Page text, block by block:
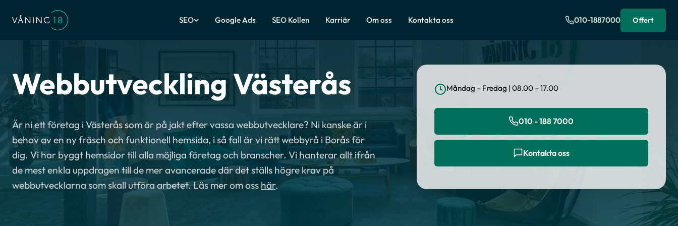
SEO Google Ads SEO Kollen Karriär Om oss Kontakta oss 010-1887000 Offert
Webbutveckling Västerås
Är ni ett företag i Västerås som är på jakt efter vassa webbutvecklare? Ni kanske är i
behov av en ny fräsch och funktionell hemsida, i så fall är vi rätt webbyrå i Borås för
dig. Vi har byggt hemsidor till alla möjliga företag och branscher. Vi hanterar allt ifrån
de mest enkla uppdragen till de mer avancerade där det ställs högre krav på
webbutvecklarna som skall utföra arbetet. Läs mer om oss här.
Måndag – Fredag | 08.00 – 17.00
010 - 188 7000
Kontakta oss